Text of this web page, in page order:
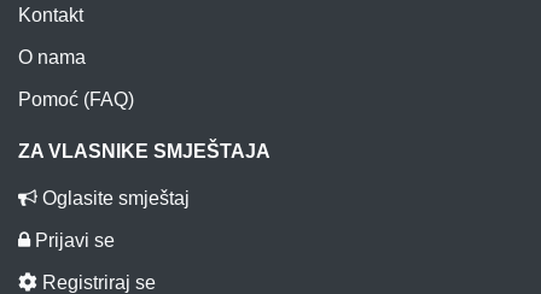
Kontakt
O nama
Pomoć (FAQ)
ZA VLASNIKE SMJEŠTAJA
Oglasite smještaj
Prijavi se
Registriraj se